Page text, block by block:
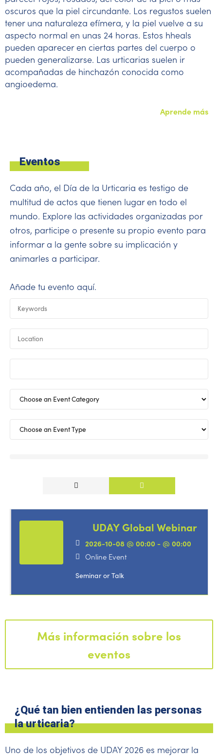
oscuros que la piel circundante. Los regustos suelen
tener una naturaleza efímera, y la piel vuelve a su
aspecto normal en unas 24 horas. Estos hheals
pueden aparecer en ciertas partes del cuerpo o
pueden generalizarse. Las urticarias suelen ir
acompañadas de hinchazón conocida como
angioedema.
Aprende más
Eventos
Cada año, el Día de la Urticaria es testigo de
multitud de actos que tienen lugar en todo el
mundo. Explore las actividades organizadas por
otros, participe o presente su propio evento para
informar a la gente sobre su implicación y
animarles a participar.
Añade tu evento aquí.
UDAY Global Webinar
2026-10-08 @ 00:00 - @ 00:00
Online Event
Seminar or Talk
Más información sobre los
eventos
¿Qué tan bien entienden las personas
la urticaria?
Uno de los objetivos de UDAY 2026 es mejorar la